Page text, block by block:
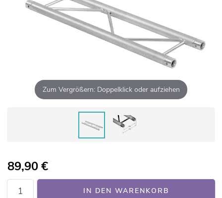
Zum Vergrößern: Doppelklick oder aufziehen
89,90€
IN DEN WARENKORB